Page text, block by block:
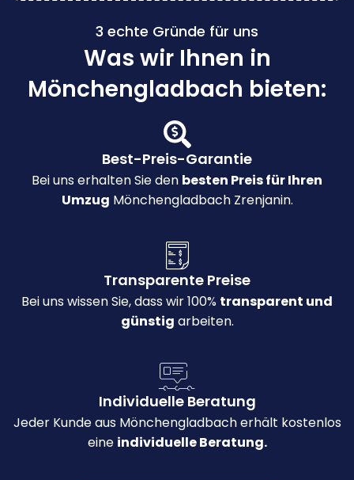
3 echte Gründe für uns
Was wir Ihnen in
Mönchengladbach bieten:
Best-Preis-Garantie
Bei uns erhalten Sie den besten Preis für Ihren
Umzug Mönchengladbach Zrenjanin.
Transparente Preise
Bei uns wissen Sie, dass wir 100% transparent und
günstig arbeiten.
Individuelle Beratung
Jeder Kunde aus Mönchengladbach erhält kostenlos
eine individuelle Beratung.